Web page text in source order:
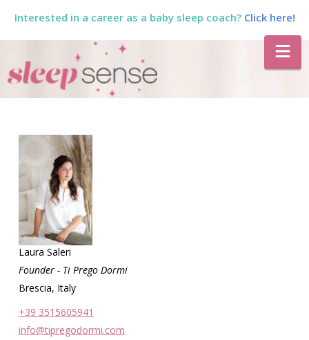
Interested in a career as a baby sleep coach? Click here!
The
Sleep
Sense
Program
by
Dana
Obleman
Laura Saleri
Founder - Ti Prego Dormi
Brescia, Italy
+39 3515605941
info@tipregodormi.com